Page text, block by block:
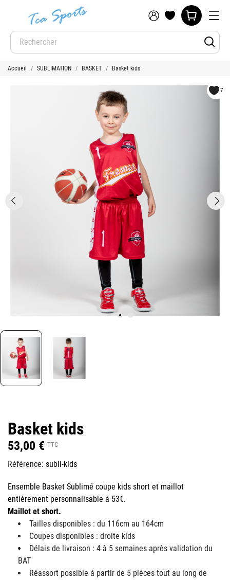
Accueil SUBLIMATION BASKET Basket kids
7
Basket kids
53,00 € TTC
Référence: subli-kids
Ensemble Basket Sublimé coupe kids short et maillot
entièrement personnalisable à 53€.
Maillot et short.
Tailles disponibles : du 116cm au 164cm
Coupes disponibles : droite kids
Délais de livraison : 4 à 5 semaines après validation du
BAT
Réassort possible à partir de 5 pièces tout au long de